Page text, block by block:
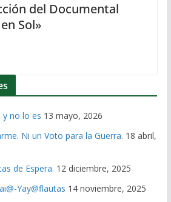
del Documental
Sol»
y no lo es 13 mayo, 2026
Ni un Voto para la Guerra. 18 abril,
de Espera. 12 diciembre, 2025
Yay@flautas 14 noviembre, 2025